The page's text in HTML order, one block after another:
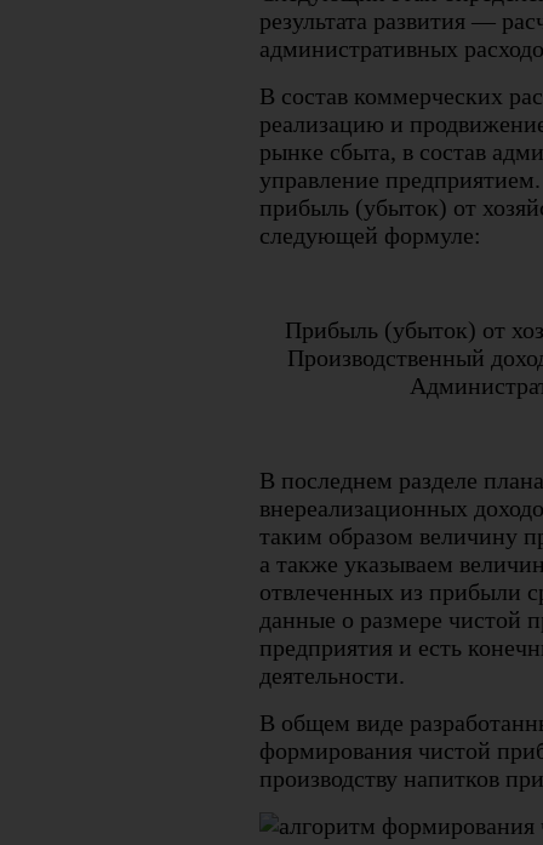
результата развития —
административных
В состав коммерческих
реализацию и
рынке сбыта, в состав
управление
прибыль (убыток) от
следующей формуле:
Прибыль (убыток) от
Производственный
В последнем разделе
внереализационных
таким образом величину
а также указываем
отвлеченных из прибыли
данные о размере чистой
предприятия и есть
деятельности.
В общем виде
формирования чистой
производству напитков